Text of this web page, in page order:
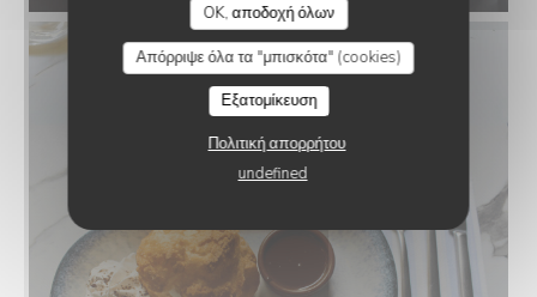
OK, αποδοχή όλων
Απόρριψε όλα τα "μπισκότα" (cookies)
Εξατομίκευση
Πολιτική απορρήτου
undefined